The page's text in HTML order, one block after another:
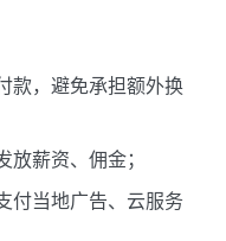
款，避免承担额外换
薪资、佣金；
付当地广告、云服务